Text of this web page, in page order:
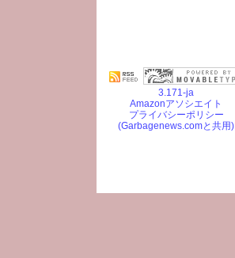
3.171-ja
Amazonアソシエイト
プライバシーポリシー
(Garbagenews.comと共用)